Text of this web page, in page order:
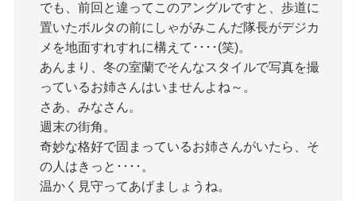
でも、前回と違ってこのアングルですと、歩道に
置いたボルタの前にしゃがみこんだ隊長がデジカ
メを地面すれすれに構えて････(笑)。
あんまり、冬の室蘭でそんなスタイルで写真を撮
っているお姉さんはいませんよね～。
さあ、みなさん。
週末の街角。
奇妙な格好で固まっているお姉さんがいたら、そ
の人はきっと････。
温かく見守ってあげましょうね。